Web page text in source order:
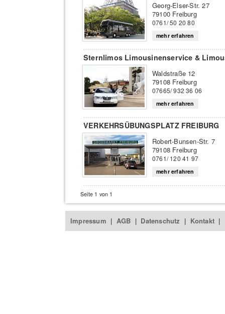
Georg-Elser-Str. 27
79100 Freiburg
0761/ 50 20 80
mehr erfahren
Sternlimos Limousinenservice &
Waldstraße 12
79108 Freiburg
07665/ 932 36 06
mehr erfahren
VERKEHRSÜBUNGSPLATZ FREIBURG
Robert-Bunsen-Str. 7
79108 Freiburg
0761/ 120 41 97
mehr erfahren
Seite 1 von 1
Impressum | AGB | Datenschutz | Kontakt |